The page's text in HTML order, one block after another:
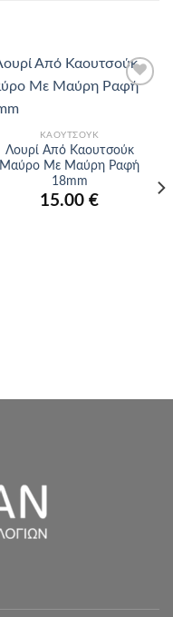
ΚΑΟΥΤΣΟΎΚ
Λουρί Από Καουτσούκ
Μαύρο Με Μαύρη Ραφή
18mm
15.00 €